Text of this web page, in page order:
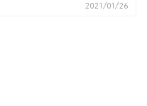
2021/01/26